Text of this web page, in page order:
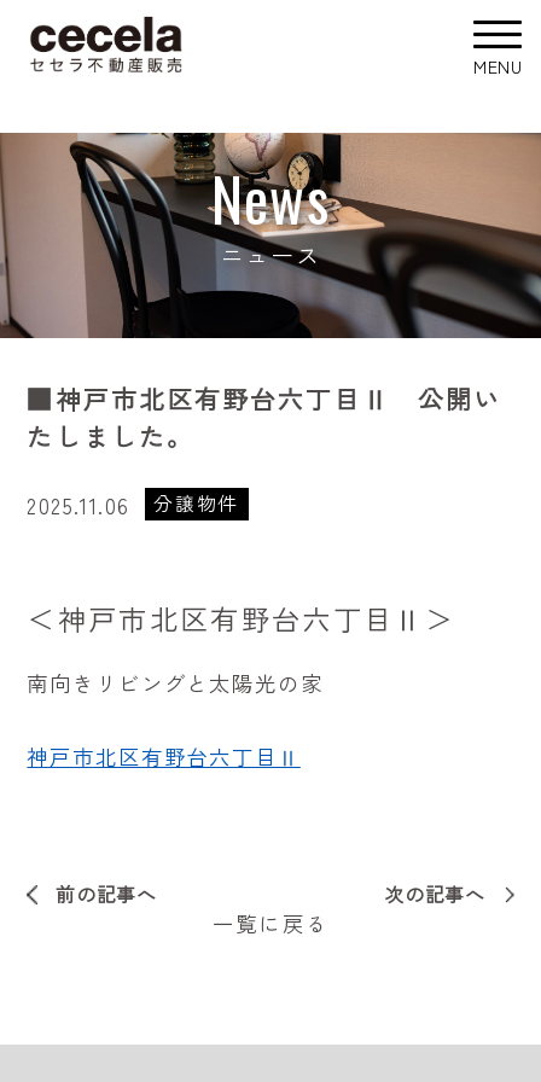
News
ニュース
■神戸市北区有野台六丁目Ⅱ 公開い
たしました。
2025.11.06 分譲物件
＜ 神戸市北区有野台六丁目Ⅱ ＞
南向きリビングと太陽光の家
神戸市北区有野台六丁目Ⅱ
前の記事へ 次の記事へ
一覧に戻る